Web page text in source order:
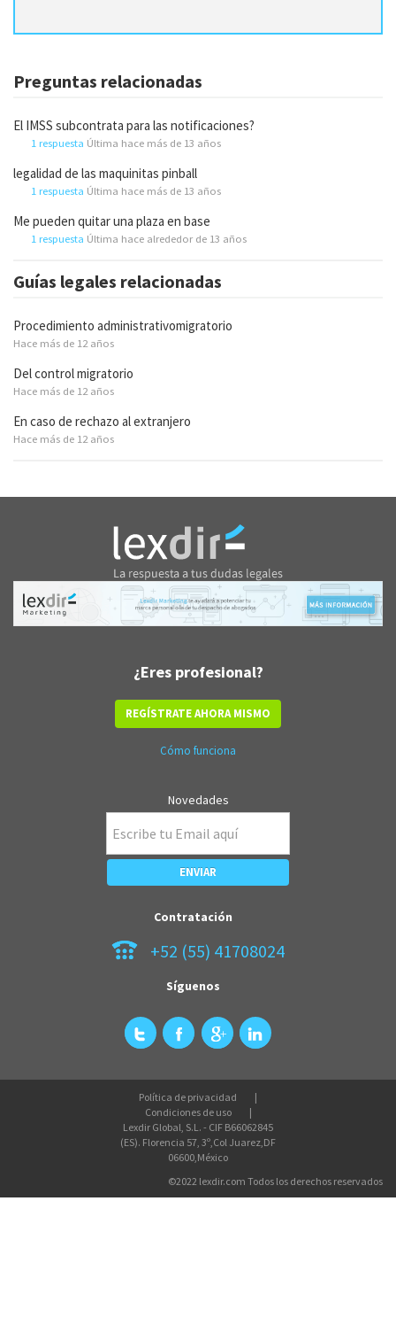
Preguntas relacionadas
El IMSS subcontrata para las notificaciones?
1 respuesta Última hace más de 13 años
legalidad de las maquinitas pinball
1 respuesta Última hace más de 13 años
Me pueden quitar una plaza en base
1 respuesta Última hace alrededor de 13 años
Guías legales relacionadas
Procedimiento administrativomigratorio
Hace más de 12 años
Del control migratorio
Hace más de 12 años
En caso de rechazo al extranjero
Hace más de 12 años
¿Eres profesional?
REGÍSTRATE AHORA MISMO
Cómo funciona
Novedades
Contratación
+52 (55) 41708024
Síguenos
Política de privacidad
Condiciones de uso
Lexdir Global, S.L. - CIF B66062845
(ES). Florencia 57, 3º,Col Juarez,DF
06600,México
©2022 lexdir.com Todos los derechos reservados